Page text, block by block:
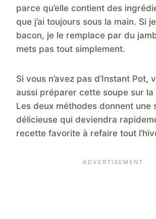
parce qu’elle contient des
que j’ai toujours sous la main. Si
bacon, je le remplace par du
mets pas tout simplement.
Si vous n’avez pas d’Instant Pot,
aussi préparer cette soupe sur la
Les deux méthodes donnent une
délicieuse qui deviendra
recette favorite à refaire tout